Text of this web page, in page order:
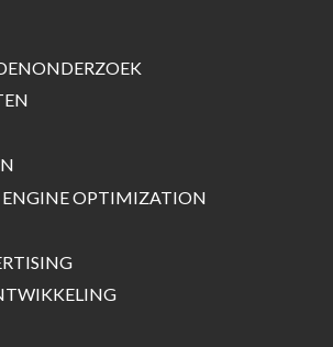
ENGINE OPTIMIZATION